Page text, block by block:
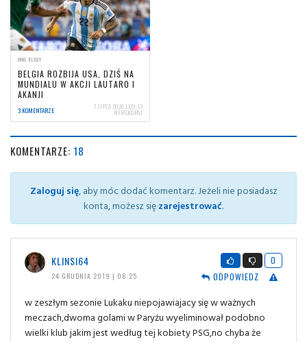
INNE KLUBY
BELGIA ROZBIJA USA, DZIŚ NA
MUNDIALU W AKCJI LAUTARO I
AKANJI
3 KOMENTARZE 7 LIPCA 2026 | 09:13
NERIOCORSI
KOMENTARZE: 18
Zaloguj się, aby móc dodać komentarz. Jeżeli nie posiadasz
konta, możesz sięzarejestrować.
KLINSI64
24 GRUDNIA 2019 | 08:25
0
ODPOWIEDZ
w zeszłym sezonie Lukaku niepojawiajacy się w ważnych
meczach,dwoma golami w Paryżu wyeliminował podobno
wielki klub jakim jest według tej kobiety PSG,no chyba że